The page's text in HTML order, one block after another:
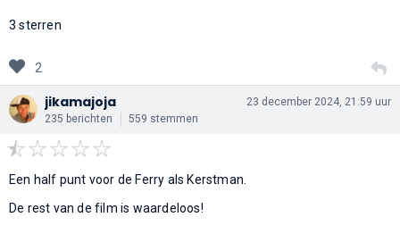
3 sterren
2
jikamajoja
235 berichten 559 stemmen
23 december 2024, 21:59 uur
Een half punt voor de Ferry als Kerstman.
De rest van de film is waardeloos!